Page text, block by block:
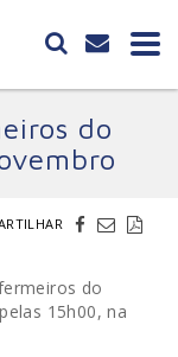
do
do
15h00, na